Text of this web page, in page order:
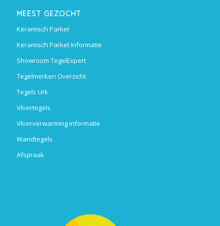
MEEST GEZOCHT
Keramisch Parket
Keramisch Parket Informatie
Showroom TegelExpert
Tegelmerken Overzicht
Tegels Urk
Vloertegels
Vloerverwarming informatie
Wandtegels
Afspraak